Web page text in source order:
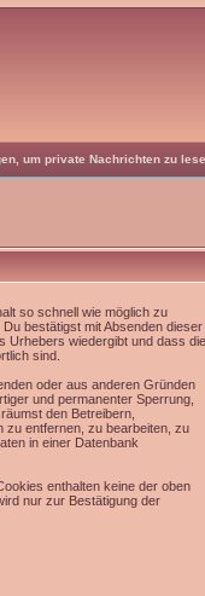
um private Nachrichten zu
so schnell wie möglich zu
bestätigst mit Absenden dieser
Urhebers wiedergibt und dass die
sind.
oder aus anderen Gründen
und permanenter Sperrung,
den Betreibern,
zu entfernen, zu bearbeiten, zu
in einer Datenbank
enthalten keine der oben
nur zur Bestätigung der